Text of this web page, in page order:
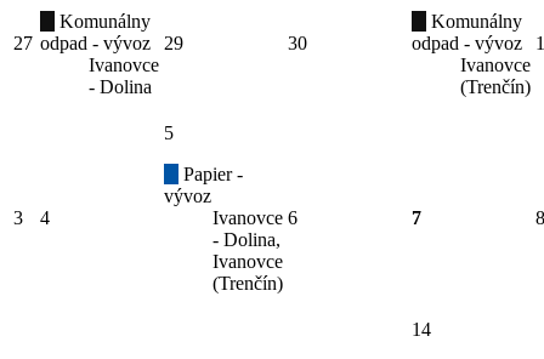
27
Komunálny
odpad - vývoz
Ivanovce
- Dolina
29 30
Komunálny
odpad - vývoz
Ivanovce
(Trenčín)
1
3 4
5
Papier -
vývoz
Ivanovce
- Dolina,
Ivanovce
(Trenčín)
6 7 8
14